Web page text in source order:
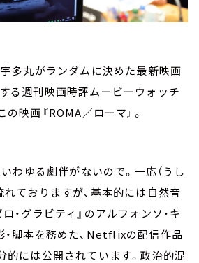
宇多丸がランダムに決めた最新映画
る週刊映画時評ムービーウォッチ
映画『ROMA／ローマ』。
わゆる劇伴がないので。一応（うし
れておりますが、基本的には自然音
・グラビティ』のアルフォンソ・キ
・脚本を務めた、Netflixの配信作品
的には公開されています。政治的混